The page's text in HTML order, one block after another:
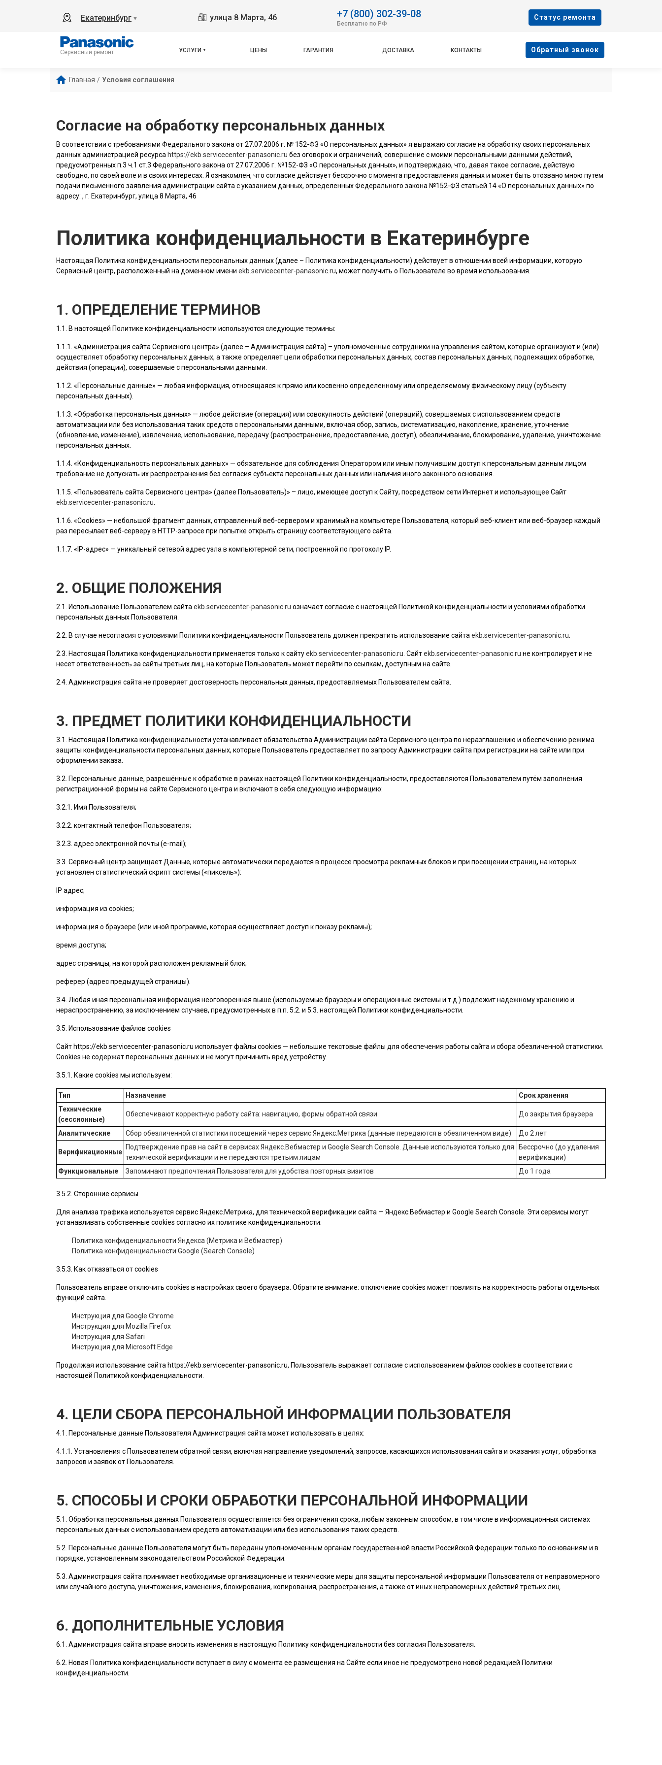
Екатеринбург ▼ улица 8 Марта, 46 +7 (800) 302-39-08
Бесплатно по РФ
Cтатус ремонта
Сервисный ремонт УСЛУГИ ЦЕНЫ ГАРАНТИЯ ДОСТАВКА КОНТАКТЫ Oбратный звонок
Главная / Условия соглашения
Согласие на обработку персональных данных
В соответствии с требованиями Федерального закона от 27.07.2006 г. № 152-ФЗ «О персональных данных» я выражаю согласие на обработку своих персональных
данных администрацией ресурса https://ekb.servicecenter-panasonic.ru без оговорок и ограничений, совершение с моими персональными данными действий,
предусмотренных п.3 ч.1 ст.3 Федерального закона от 27.07.2006 г. №152-ФЗ «О персональных данных», и подтверждаю, что, давая такое согласие, действую
свободно, по своей воле и в своих интересах. Я ознакомлен, что согласие действует бессрочно с момента предоставления данных и может быть отозвано мною путем
подачи письменного заявления администрации сайта с указанием данных, определенных Федерального закона №152-ФЗ статьей 14 «О персональных данных» по
адресу: , г. Екатеринбург, улица 8 Марта, 46
Политика конфиденциальности в Екатеринбурге
Настоящая Политика конфиденциальности персональных данных (далее – Политика конфиденциальности) действует в отношении всей информации, которую
Сервисный центр, расположенный на доменном имени ekb.servicecenter-panasonic.ru, может получить о Пользователе во время использования.
1. ОПРЕДЕЛЕНИЕ ТЕРМИНОВ
1.1. В настоящей Политике конфиденциальности используются следующие термины:
1.1.1. «Администрация сайта Сервисного центра» (далее – Администрация сайта) – уполномоченные сотрудники на управления сайтом, которые организуют и (или)
осуществляет обработку персональных данных, а также определяет цели обработки персональных данных, состав персональных данных, подлежащих обработке,
действия (операции), совершаемые с персональными данными.
1.1.2. «Персональные данные» — любая информация, относящаяся к прямо или косвенно определенному или определяемому физическому лицу (субъекту
персональных данных).
1.1.3. «Обработка персональных данных» — любое действие (операция) или совокупность действий (операций), совершаемых с использованием средств
автоматизации или без использования таких средств с персональными данными, включая сбор, запись, систематизацию, накопление, хранение, уточнение
(обновление, изменение), извлечение, использование, передачу (распространение, предоставление, доступ), обезличивание, блокирование, удаление, уничтожение
персональных данных.
1.1.4. «Конфиденциальность персональных данных» — обязательное для соблюдения Оператором или иным получившим доступ к персональным данным лицом
требование не допускать их распространения без согласия субъекта персональных данных или наличия иного законного основания.
1.1.5. «Пользователь сайта Сервисного центра» (далее Пользователь)» – лицо, имеющее доступ к Сайту, посредством сети Интернет и использующее Сайт
ekb.servicecenter-panasonic.ru
1.1.6. «Cookies» — небольшой фрагмент данных, отправленный веб-сервером и хранимый на компьютере Пользователя, который веб-клиент или веб-браузер каждый
раз пересылает веб-серверу в HTTP-запросе при попытке открыть страницу соответствующего сайта.
1.1.7. «IP-адрес» — уникальный сетевой адрес узла в компьютерной сети, построенной по протоколу IP.
2. ОБЩИЕ ПОЛОЖЕНИЯ
2.1. Использование Пользователем сайта ekb.servicecenter-panasonic.ru означает согласие с настоящей Политикой конфиденциальности и условиями обработки
персональных данных Пользователя
2.2. В случае несогласия с условиями Политики конфиденциальности Пользователь должен прекратить использование сайта ekb.servicecenter-panasonic.ru
2.3. Настоящая Политика конфиденциальности применяется только к сайтуekb.servicecenter-panasonic.ru . Сайтekb.servicecenter-panasonic.ru не контролирует и не
несет ответственность за сайты третьих лиц, на которые Пользователь может перейти по ссылкам, доступным на сайте.
2.4. Администрация сайта не проверяет достоверность персональных данных, предоставляемых Пользователем сайта.
3. ПРЕДМЕТ ПОЛИТИКИ КОНФИДЕНЦИАЛЬНОСТИ
3.1. Настоящая Политика конфиденциальности устанавливает обязательства Администрации сайта Сервисного центра по неразглашению и обеспечению режима
защиты конфиденциальности персональных данных, которые Пользователь предоставляет по запросу Администрации сайта при регистрации на сайте или при
оформлении заказа.
3.2. Персональные данные, разрешённые к обработке в рамках настоящей Политики конфиденциальности, предоставляются Пользователем путём заполнения
регистрационной формы на cайте Сервисного центра и включают в себя следующую информацию:
3.2.1. Имя Пользователя;
3.2.2. контактный телефон Пользователя;
3.2.3. адрес электронной почты (e-mail);
3.3. Сервисный центр защищает Данные, которые автоматически передаются в процессе просмотра рекламных блоков и при посещении страниц, на которых
установлен статистический скрипт системы («пиксель»):
IP адрес;
информация из cookies;
информация о браузере (или иной программе, которая осуществляет доступ к показу рекламы);
время доступа;
адрес страницы, на которой расположен рекламный блок;
реферер (адрес предыдущей страницы).
3.4. Любая иная персональная информация неоговоренная выше (используемые браузеры и операционные системы и т.д.) подлежит надежному хранению и
нераспространению, за исключением случаев, предусмотренных в п.п. 5.2. и 5.3. настоящей Политики конфиденциальности.
3.5. Использование файлов cookies
Сайт https://ekb.servicecenter-panasonic.ru использует файлы cookies — небольшие текстовые файлы для обеспечения работы сайта и сбора обезличенной статистики.
Cookies не содержат персональных данных и не могут причинить вред устройству.
3.5.1. Какие cookies мы используем:
Тип Назначение
Срок хранения
Технические
(сессионные)
Обеспечивают корректную работу сайта: навигацию, формы обратной связи До закрытия браузера
Аналитические Сбор обезличенной статистики посещений через сервисЯндекс.Метрика (данные передаются в обезличенном виде) До 2 лет
Верификационные
Подтверждение прав на сайт в сервисахЯндекс.Вебмастер и Google Search Console . Данные используются только для
технической верификации и не передаются третьим лицам
Бессрочно (до удаления
верификации)
Функциональные
Запоминают предпочтения Пользователя для удобства повторных визитов До 1 года
3.5.2. Сторонние сервисы
Для анализа трафика используется сервис Яндекс.Метрика, для технической верификации сайта — Яндекс.Вебмастер и Google Search Console. Эти сервисы могут
устанавливать собственные cookies согласно их политике конфиденциальности:
Политика конфиденциальности Яндекса (Метрика и Вебмастер)
Политика конфиденциальности Google (Search Console)
3.5.3. Как отказаться от cookies
Пользователь вправе отключить cookies в настройках своего браузера. Обратите внимание: отключение cookies может повлиять на корректность работы отдельных
функций сайта.
Инструкция для Google Chrome
Инструкция для Mozilla Firefox
Инструкция для Safari
Инструкция для Microsoft Edge
Продолжая использование сайта https://ekb.servicecenter-panasonic.ru, Пользователь выражает согласие с использованием файлов cookies в соответствии с
настоящей Политикой конфиденциальности.
4. ЦЕЛИ СБОРА ПЕРСОНАЛЬНОЙ ИНФОРМАЦИИ ПОЛЬЗОВАТЕЛЯ
4.1. Персональные данные Пользователя Администрация сайта может использовать в целях:
4.1.1. Установления с Пользователем обратной связи, включая направление уведомлений, запросов, касающихся использования сайта и оказания услуг, обработка
запросов и заявок от Пользователя
5. СПОСОБЫ И СРОКИ ОБРАБОТКИ ПЕРСОНАЛЬНОЙ ИНФОРМАЦИИ
5.1. Обработка персональных данных Пользователя осуществляется без ограничения срока, любым законным способом, в том числе в информационных системах
персональных данных с использованием средств автоматизации или без использования таких средств.
5.2. Персональные данные Пользователя могут быть переданы уполномоченным органам государственной власти Российской Федерации только по основаниям и в
порядке, установленным законодательством Российской Федерации.
5.3. Администрация сайта принимает необходимые организационные и технические меры для защиты персональной информации Пользователя от неправомерного
или случайного доступа, уничтожения, изменения, блокирования, копирования, распространения, а также от иных неправомерных действий третьих лиц.
6. ДОПОЛНИТЕЛЬНЫЕ УСЛОВИЯ
6.1. Администрация сайта вправе вносить изменения в настоящую Политику конфиденциальности без согласия Пользователя
6.2. Новая Политика конфиденциальности вступает в силу с момента ее размещения на Сайте если иное не предусмотрено новой редакцией Политики
конфиденциальности.